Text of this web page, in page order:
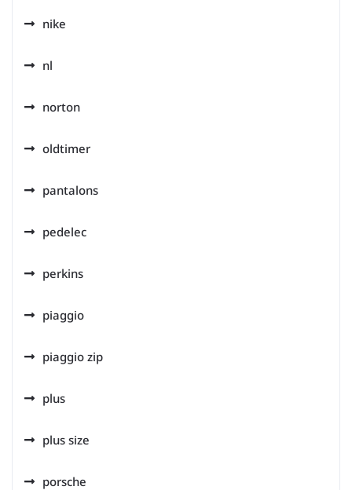
nike
nl
norton
oldtimer
pantalons
pedelec
perkins
piaggio
piaggio zip
plus
plus size
porsche